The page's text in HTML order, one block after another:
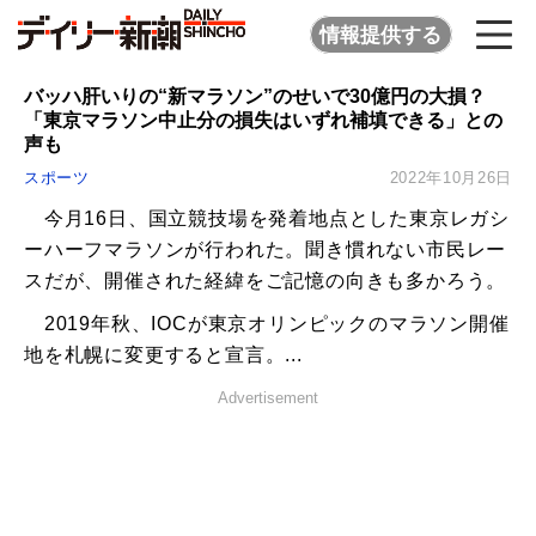
情報提供する
バッハ肝いりの“新マラソン”のせいで30億円の大損？
「東京マラソン中止分の損失はいずれ補填できる」との
声も
スポーツ 2022年10月26日
今月16日、国立競技場を発着地点とした東京レガシ
ーハーフマラソンが行われた。聞き慣れない市民レー
スだが、開催された経緯をご記憶の向きも多かろう。
2019年秋、IOCが東京オリンピックのマラソン開催
地を札幌に変更すると宣言。...
Advertisement